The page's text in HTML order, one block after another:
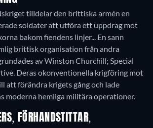
tilldelar den brittiska armén en
soldater att utföra ett uppdrag mot
bakom fiendens linjer... En sann
brittisk organisation från andra
av Winston Churchill; Special
Deras okonventionella krigföring mot
att förändra krigets gång och lade
moderna hemliga militära operationer.
FÖRHANDSTITTAR,